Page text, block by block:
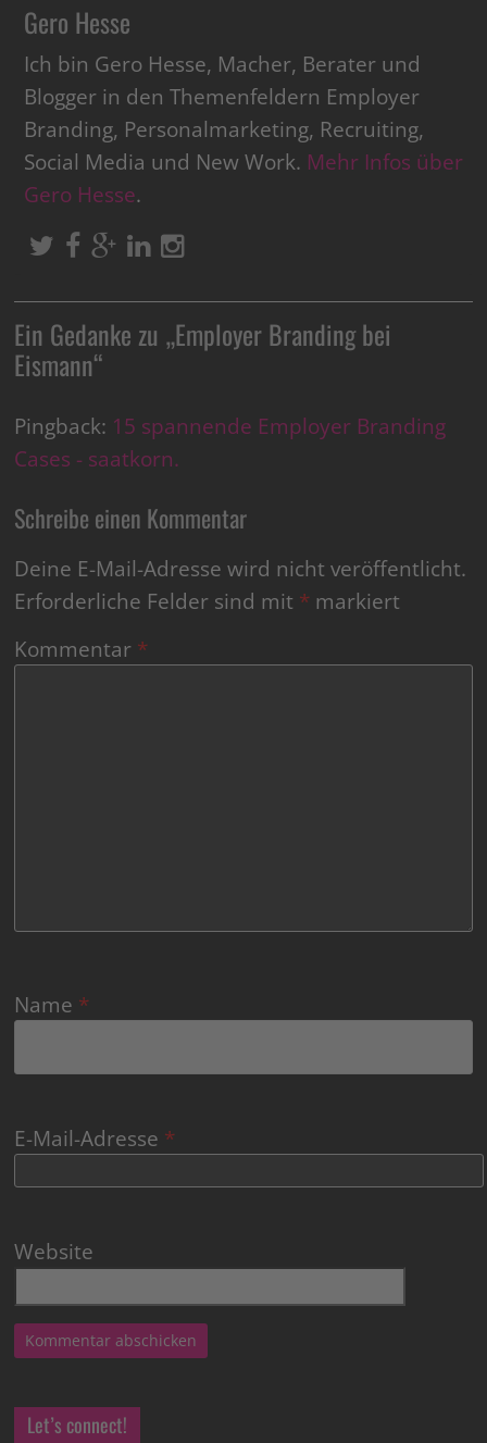
Gero Hesse
Ich bin Gero Hesse, Macher, Berater und
Blogger in den Themenfeldern Employer
Branding, Personalmarketing, Recruiting,
Social Media und New Work. Mehr Infos über
Gero Hesse.
Ein Gedanke zu „Employer Branding bei
Eismann“
Pingback: 15 spannende Employer Branding
Cases - saatkorn.
Schreibe einen Kommentar
Deine E-Mail-Adresse wird nicht veröffentlicht.
Erforderliche Felder sind mit * markiert
Kommentar *
Name *
E-Mail-Adresse *
Website
Let’s connect!